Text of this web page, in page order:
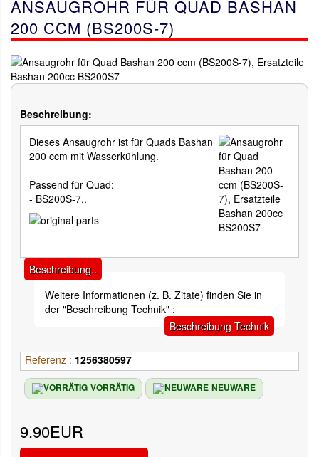
ANSAUGROHR FÜR QUAD BASHAN
200 CCM (BS200S-7)
Beschreibung:
Dieses Ansaugrohr ist für Quads Bashan
200 ccm mit Wasserkühlung.
Passend für Quad:
- BS200S-7..
Beschreibung..
Weitere Informationen (z. B. Zitate) finden Sie in
der "Beschreibung Technik" :
Beschreibung Technik
Referenz : 1256380597
VORRÄTIG NEUWARE
9.90EUR